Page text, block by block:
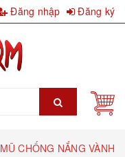
Đăng nhập Đăng ký
MŨ CHỐNG NẮNG VÀNH